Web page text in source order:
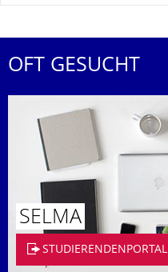
OFT GESUCHT
SELMA
STUDIERENDENPORTAL